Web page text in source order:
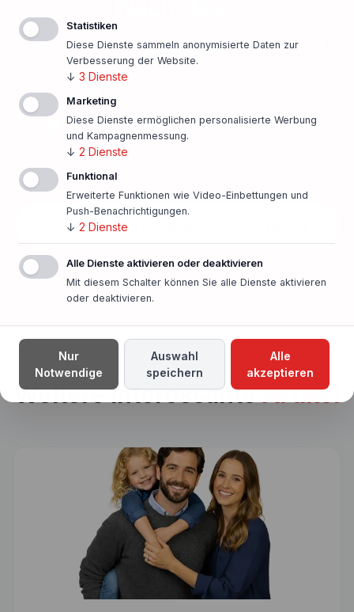
Finanzierungsangebot einholen!
500 Banken im Vergleich
Persönlicher Ansprechpartner vor Ort
Finanzierung unverbindlich anfragen
In nur einer Minute!
Weitere interessanteArtikel
Statistiken
Diese Dienste sammeln anonymisierte Daten zur
Verbesserung der Website.
↓ 3 Dienste
Marketing
Diese Dienste ermöglichen personalisierte Werbung
und Kampagnenmessung.
↓ 2 Dienste
Funktional
Erweiterte Funktionen wie Video-Einbettungen und
Push-Benachrichtigungen.
↓ 2 Dienste
Alle Dienste aktivieren oder deaktivieren
Mit diesem Schalter können Sie alle Dienste aktivieren
oder deaktivieren.
Nur
Notwendige
Auswahl
speichern
Alle
akzeptieren